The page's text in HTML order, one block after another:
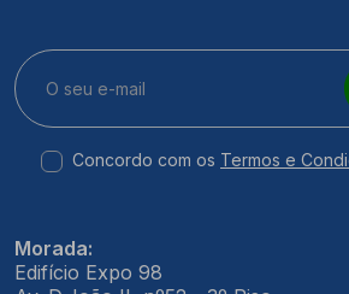
Concordo com os Termos e
Morada:
Edifício Expo 98